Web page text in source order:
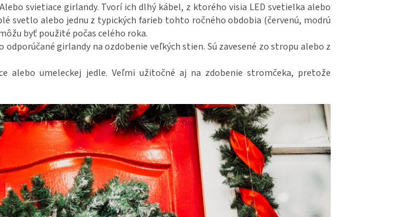
Alebo svietiace girlandy. Tvorí ich dlhý kábel, z ktorého visia LED svetielka alebo
svetlo alebo jednu z typických farieb tohto ročného obdobia (červenú, modrú
byť použité počas celého roka.
odporúčané girlandy na ozdobenie veľkých stien. Sú zavesené zo stropu alebo z
alebo umeleckej jedle. Veľmi užitočné aj na zdobenie stromčeka, pretože